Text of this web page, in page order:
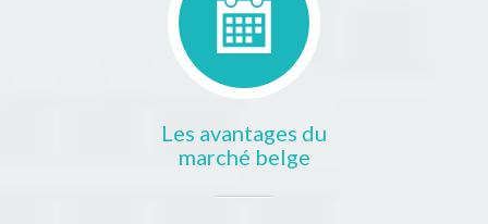
Les avantages du
marché belge